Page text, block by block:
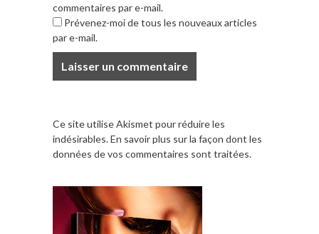
commentaires par e-mail.
Prévenez-moi de tous les nouveaux articles
par e-mail.
Ce site utilise Akismet pour réduire les
indésirables.En savoir plus sur la façon dont les
données de vos commentaires sont traitées.